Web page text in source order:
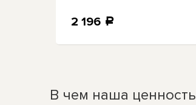
2 196 a
В чем наша ценность